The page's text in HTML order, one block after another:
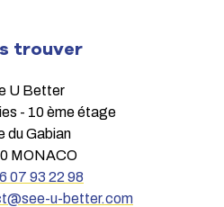
trouver
U Better
- 10 ème étage
du Gabian
MONACO
07 93 22 98
u-better.com